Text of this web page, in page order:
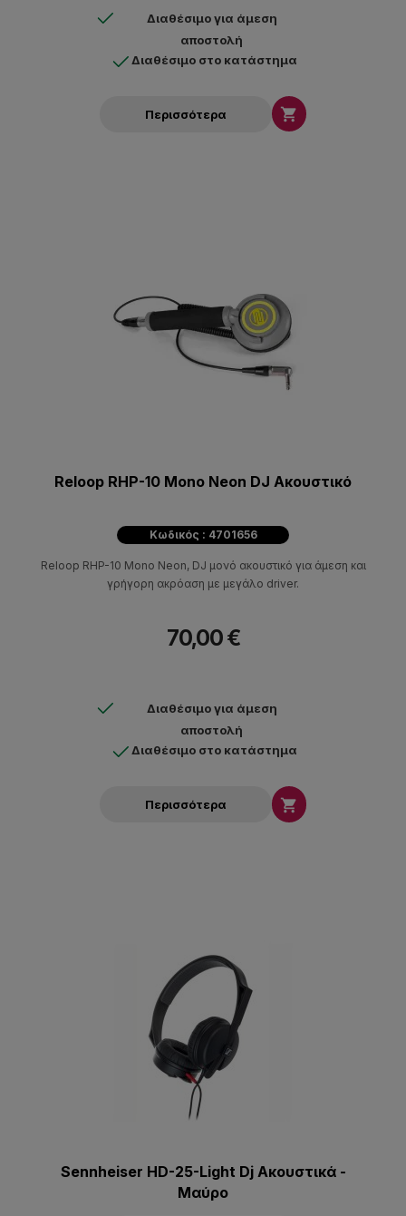
Διαθέσιμο για άμεση
αποστολή
Διαθέσιμο στο κατάστημα
Περισσότερα 
Reloop RHP-10 Mono Neon DJ Ακουστικό
Κωδικός : 4701656
Reloop RHP-10 Mono Neon, DJ μονό ακουστικό για άμεση και
γρήγορη ακρόαση με μεγάλο driver.
70,00 €
Διαθέσιμο για άμεση
αποστολή
Διαθέσιμο στο κατάστημα
Περισσότερα 
Sennheiser HD-25-Light Dj Ακουστικά -
Μαύρο